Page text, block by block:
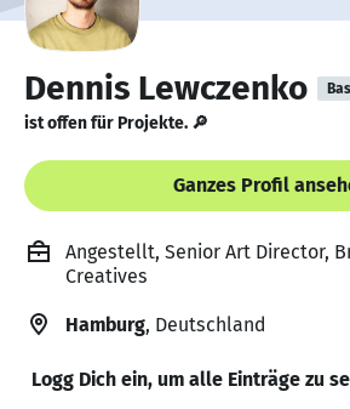
Dennis Lewczenko
ist offen für Projekte. 🔎
Ganzes Profil
Angestellt, Senior Art Director,
Creatives
Hamburg, Deutschland
Logg Dich ein, um alle Einträge zu